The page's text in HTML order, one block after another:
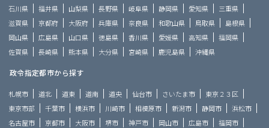
石川県
福井県 山梨県 長野県 岐阜県 静岡県 愛知県
三重県
滋賀県
京都府 大阪府 兵庫県 奈良県 和歌山県 鳥取県
島根県
岡山県
広島県 山口県 徳島県 香川県 愛媛県 高知県
福岡県
佐賀県
長崎県 熊本県 大分県 宮崎県 鹿児島県 沖縄県
政令指定都市から探す
札幌市 道北 道東 道南 道央 仙台市 さいたま市
東京２３区
東京市部
千葉市 横浜市 川崎市 相模原市 新潟市 静岡市
浜松市
名古屋市
京都市 大阪市 堺市 神戸市 岡山市 広島市
福岡市